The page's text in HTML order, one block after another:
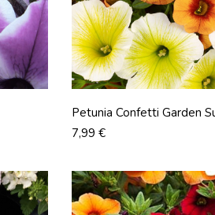
Petunia Confetti Garden
Prix
7,99 €